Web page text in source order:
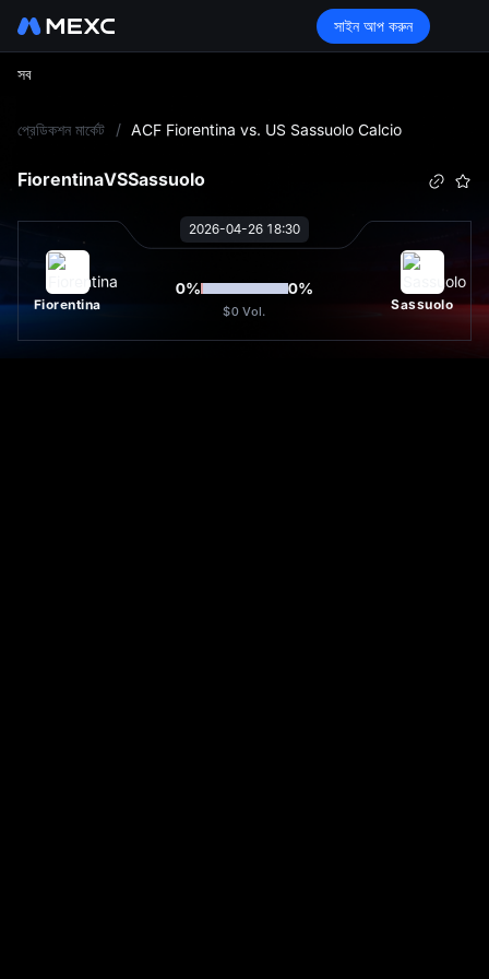
সাইন আপ করুন
সব
প্রেডিকশন মার্কেট / ACF Fiorentina vs. US Sassuolo Calcio
FiorentinaVSSassuolo
2026-04-26 18:30
Fiorentina
0% 0%
$0 Vol. Sassuolo